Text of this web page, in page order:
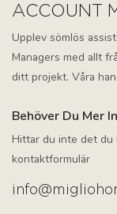
ACCOUNT
Upplev sömlös
Managers med allt
ditt projekt. Våra
Behöver Du Mer
Hittar du inte det du
kontaktformulär